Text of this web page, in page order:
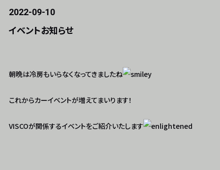
2022-09-10
イベントお知らせ
朝晩は冷房もいらなくなってきましたね
これからカーイベントが増えてまいります！
VISCOが関係するイベントをご紹介いたします